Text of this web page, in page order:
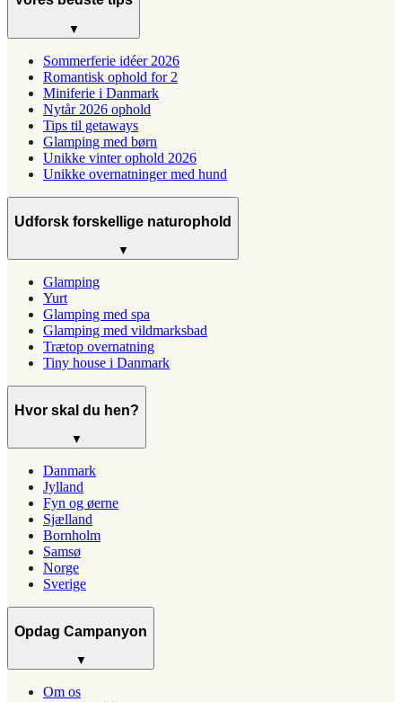
▼
Sommerferie idéer 2026
Romantisk ophold for 2
Miniferie i Danmark
Nytår 2026 ophold
Tips til getaways
Glamping med børn
Unikke vinter ophold 2026
Unikke overnatninger med hund
Udforsk forskellige naturophold
▼
Glamping
Yurt
Glamping med spa
Glamping med vildmarksbad
Trætop overnatning
Tiny house i Danmark
Hvor skal du hen?
▼
Danmark
Jylland
Fyn og øerne
Sjælland
Bornholm
Samsø
Norge
Sverige
Opdag Campanyon
▼
Om os